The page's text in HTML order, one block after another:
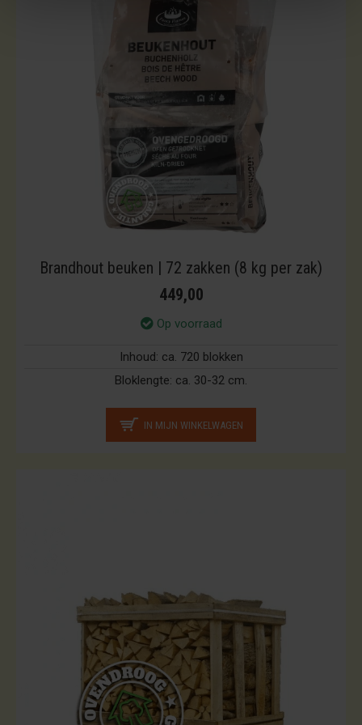
Brandhout beuken | 72 zakken (8 kg per zak)
449,00
Op voorraad
Inhoud: ca. 720 blokken
Bloklengte: ca. 30-32 cm.
IN MIJN WINKELWAGEN